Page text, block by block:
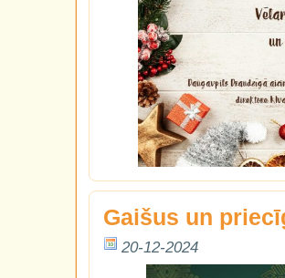
Gaišus un
20-12-2024